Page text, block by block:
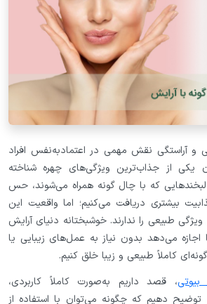
و آراستگی نقش مهمی در اعتمادبه‌نفس افراد
یکی از جذاب‌ترین ویژگی‌های چهره شناخته
که با چال گونه همراه می‌شوند، حس
بیشتری دریافت می‌کنیم؛ اما واقعیت این
طبیعی را ندارند. خوشبختانه دنیای آرایش
می‌دهد بدون نیاز به عمل‌های زیبایی یا
کاملاً طبیعی و زیبا خلق کنیم.
، قصد داریم به‌صورت کاملاً کاربردی،
توضیح دهیم که چگونه می‌توان با استفاده از